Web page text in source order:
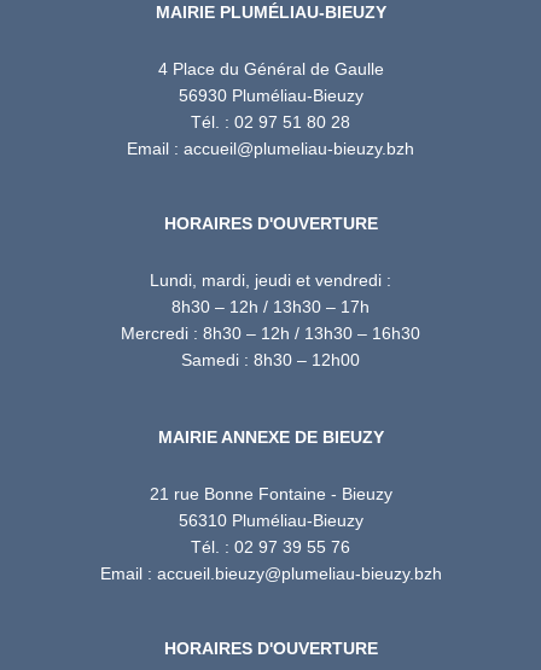
MAIRIE PLUMÉLIAU-BIEUZY
4 Place du Général de Gaulle
56930 Pluméliau-Bieuzy
Tél. : 02 97 51 80 28
Email : accueil@plumeliau-bieuzy.bzh
HORAIRES D'OUVERTURE
Lundi, mardi, jeudi et vendredi :
8h30 – 12h / 13h30 – 17h
Mercredi : 8h30 – 12h / 13h30 – 16h30
Samedi : 8h30 – 12h00
MAIRIE ANNEXE DE BIEUZY
21 rue Bonne Fontaine - Bieuzy
56310 Pluméliau-Bieuzy
Tél. : 02 97 39 55 76
Email : accueil.bieuzy@plumeliau-bieuzy.bzh
HORAIRES D'OUVERTURE